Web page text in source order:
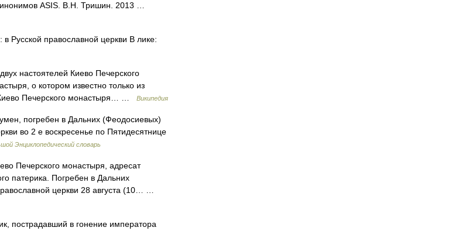
ASIS. В.Н. Тришин. 2013 …
Русской православной церкви В лике:
настоятелей Киево Печерского
о котором известно только из
Киево Печерского монастыря… …
Википедия
погребен в Дальних (Феодосиевых)
во 2 е воскресенье по Пятидесятнице
Энциклопедический словарь
Печерского монастыря, адресат
патерика. Погребен в Дальних
церкви 28 августа (10… …
пострадавший в гонение императора